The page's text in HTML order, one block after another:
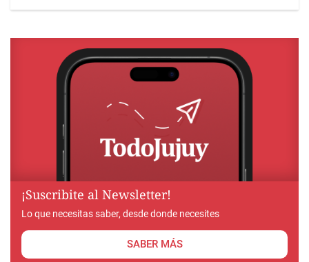
¡Suscribite al Newsletter!
Lo que necesitas saber, desde donde necesites
SABER MÁS